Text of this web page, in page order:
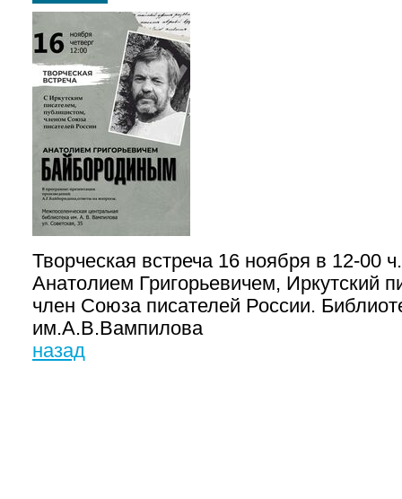
Творческая встреча 16 ноября в 12-00
Анатолием Григорьевичем, Иркутский
член Союза писателей России.
им.А.В.Вампилова
назад